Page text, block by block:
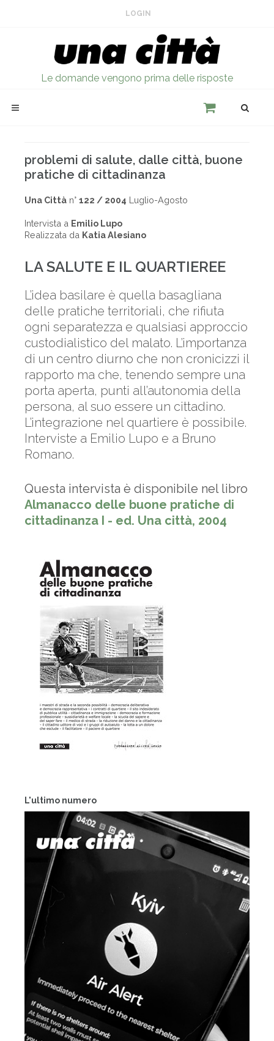
LOGIN
Le domande vengono prima delle risposte
L'ultimo numero
problemi di salute, dalle città, buone
pratiche di cittadinanza
Una Città n° 122 / 2004 Luglio-Agosto
Intervista a Emilio Lupo
Realizzata da Katia Alesiano
LA SALUTE E IL QUARTIEREE
L’idea basilare è quella basagliana
delle pratiche territoriali, che rifiuta
ogni separatezza e qualsiasi approccio
custodialistico del malato. L’importanza
di un centro diurno che non cronicizzi il
rapporto ma che, tenendo sempre una
porta aperta, punti all’autonomia della
persona, al suo essere un cittadino.
L’integrazione nel quartiere è possibile.
Interviste a Emilio Lupo e a Bruno
Romano.
Questa intervista è disponibile nel libro
Almanacco delle buone pratiche di
cittadinanza I - ed. Una città, 2004